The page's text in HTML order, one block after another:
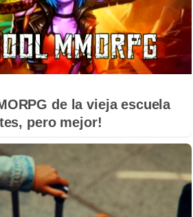
de la vieja escuela
pero mejor!